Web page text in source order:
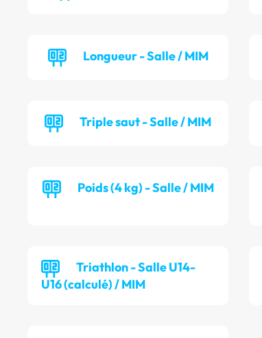
Longueur - Salle / MIM
Triple saut - Salle / MIM
Poids (4 kg) - Salle / MIM
Triathlon - Salle U14-
U16 (calculé) / MIM